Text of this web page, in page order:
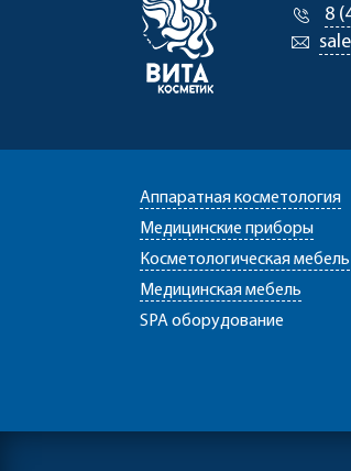
8
Аппаратная косметология
Медицинские приборы
Косметологическая мебель
Медицинская мебель
SPA оборудование